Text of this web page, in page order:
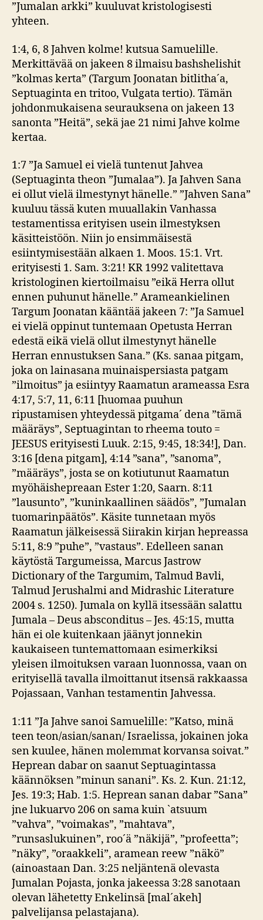
”Jumalan arkki” kuuluvat kristologisesti
yhteen.
1:4, 6, 8 Jahven kolme! kutsua Samuelille.
Merkittävää on jakeen 8 ilmaisu bashshelishit
”kolmas kerta” (Targum Joonatan bitlitha´a,
Septuaginta en tritoo, Vulgata tertio). Tämän
johdonmukaisena seurauksena on jakeen 13
sanonta ”Heitä”, sekä jae 21 nimi Jahve kolme
kertaa.
1:7 ”Ja Samuel ei vielä tuntenut Jahvea
(Septuaginta theon ”Jumalaa”). Ja Jahven Sana
ei ollut vielä ilmestynyt hänelle.” ”Jahven Sana”
kuuluu tässä kuten muuallakin Vanhassa
testamentissa erityisen usein ilmestyksen
käsitteistöön. Niin jo ensimmäisestä
esiintymisestään alkaen 1. Moos. 15:1. Vrt.
erityisesti 1. Sam. 3:21! KR 1992 valitettava
kristologinen kiertoilmaisu ”eikä Herra ollut
ennen puhunut hänelle.” Arameankielinen
Targum Joonatan kääntää jakeen 7: ”Ja Samuel
ei vielä oppinut tuntemaan Opetusta Herran
edestä eikä vielä ollut ilmestynyt hänelle
Herran ennustuksen Sana.” (Ks. sanaa pitgam,
joka on lainasana muinaispersiasta patgam
”ilmoitus” ja esiintyy Raamatun arameassa Esra
4:17, 5:7, 11, 6:11 [huomaa puuhun
ripustamisen yhteydessä pitgama´ dena ”tämä
määräys”, Septuagintan to rheema touto =
JEESUS erityisesti Luuk. 2:15, 9:45, 18:34!], Dan.
3:16 [dena pitgam], 4:14 ”sana”, ”sanoma”,
”määräys”, josta se on kotiutunut Raamatun
myöhäishepreaan Ester 1:20, Saarn. 8:11
”lausunto”, ”kuninkaallinen säädös”, ”Jumalan
tuomarinpäätös”. Käsite tunnetaan myös
Raamatun jälkeisessä Siirakin kirjan hepreassa
5:11, 8:9 ”puhe”, ”vastaus”. Edelleen sanan
käytöstä Targumeissa, Marcus Jastrow
Dictionary of the Targumim, Talmud Bavli,
Talmud Jerushalmi and Midrashic Literature
2004 s. 1250). Jumala on kyllä itsessään salattu
Jumala – Deus absconditus – Jes. 45:15, mutta
hän ei ole kuitenkaan jäänyt jonnekin
kaukaiseen tuntemattomaan esimerkiksi
yleisen ilmoituksen varaan luonnossa, vaan on
erityisellä tavalla ilmoittanut itsensä rakkaassa
Pojassaan, Vanhan testamentin Jahvessa.
1:11 ”Ja Jahve sanoi Samuelille: ”Katso, minä
teen teon/asian/sanan/ Israelissa, jokainen joka
sen kuulee, hänen molemmat korvansa soivat.”
Heprean dabar on saanut Septuagintassa
käännöksen ”minun sanani”. Ks. 2. Kun. 21:12,
Jes. 19:3; Hab. 1:5. Heprean sanan dabar ”Sana”
jne lukuarvo 206 on sama kuin `atsuum
”vahva”, ”voimakas”, ”mahtava”,
”runsaslukuinen”, roo´ä ”näkijä”, ”profeetta”;
”näky”, ”oraakkeli”, aramean reew ”näkö”
(ainoastaan Dan. 3:25 neljäntenä olevasta
Jumalan Pojasta, jonka jakeessa 3:28 sanotaan
olevan lähetetty Enkelinsä [mal´akeh]
palvelijansa pelastajana).